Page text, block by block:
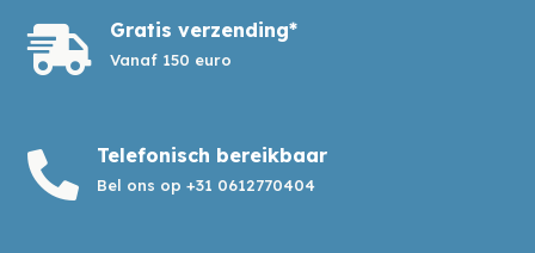
 Gratis verzending*
Vanaf 150 euro
 Telefonisch bereikbaar
Bel ons op +31 0612770404